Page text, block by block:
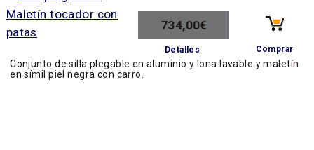
734,00€
Detalles Comprar
Conjunto de silla plegable en aluminio y lona lavable y maletín
en símil piel negra con carro.